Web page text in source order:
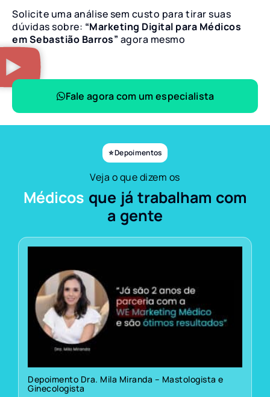
Solicite uma análise sem custo para tirar suas
dúvidas sobre: “Marketing Digital para Médicos
em Sebastião Barros” agora mesmo
Fale agora com um especialista
⭐ Depoimentos
Veja o que dizem os
Médicos que já trabalham com
a gente
Depoimento Dra. Mila Miranda – Mastologista e
Ginecologista